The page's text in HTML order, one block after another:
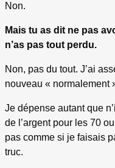
Non.
Mais tu as dit ne pas
n’as pas tout perdu.
Non, pas du tout. J’ai
nouveau « normalement
Je dépense autant que
de l’argent pour les 70
pas comme si je faisais
truc.